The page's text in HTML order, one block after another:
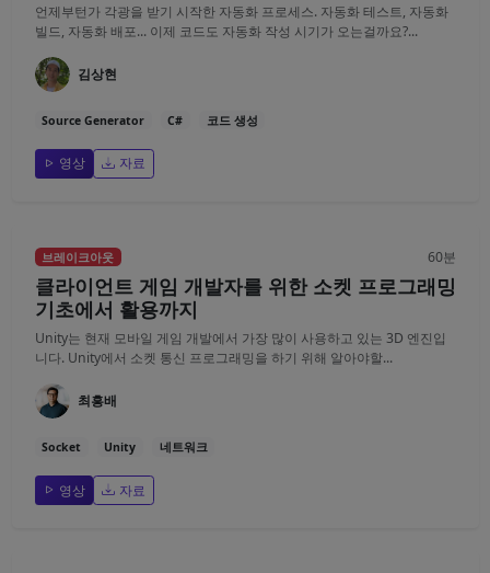
언제부턴가 각광을 받기 시작한 자동화 프로세스. 자동화 테스트, 자동화
빌드, 자동화 배포... 이제 코드도 자동화 작성 시기가 오는걸까요?...
김상현
Source Generator C# 코드 생성
영상 자료
브레이크아웃 60분
클라이언트 게임 개발자를 위한 소켓 프로그래밍
기초에서 활용까지
Unity는 현재 모바일 게임 개발에서 가장 많이 사용하고 있는 3D 엔진입
니다. Unity에서 소켓 통신 프로그래밍을 하기 위해 알아야할...
최흥배
Socket Unity 네트워크
영상 자료